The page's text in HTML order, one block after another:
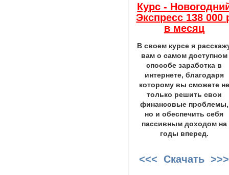
Курс -
Экспресс 138 000
в месяц
В своем курсе я
вам о самом доступном
способе заработка в
интернете, благодаря
которому вы сможете не
только решить свои
финансовые проблемы,
но и обеспечить себя
пассивным доходом на
годы вперед.
<<< Скачать >>>